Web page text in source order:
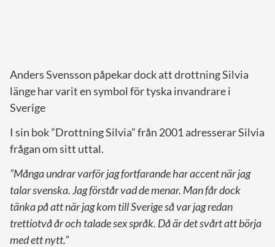
Anders Svensson påpekar dock att drottning Silvia
länge har varit en symbol för tyska invandrare i
Sverige
I sin bok ”Drottning Silvia” från 2001 adresserar Silvia
frågan om sitt uttal.
”Många undrar varför jag fortfarande har accent när jag
talar svenska. Jag förstår vad de menar. Man får dock
tänka på att när jag kom till Sverige så var jag redan
trettiotvå år och talade sex språk. Då är det svårt att börja
med ett nytt.”